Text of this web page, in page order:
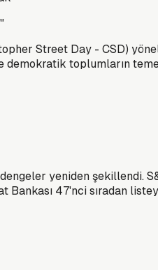
Street Day - CSD)
toplumların
yeniden
47'nci sıradan